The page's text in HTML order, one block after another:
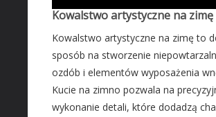
Kowalstwo artystyczne na zimę
Kowalstwo artystyczne na zimę to
sposób na stworzenie
ozdób i elementów wyposażenia
Kucie na zimno pozwala na
wykonanie detali, które dodadzą